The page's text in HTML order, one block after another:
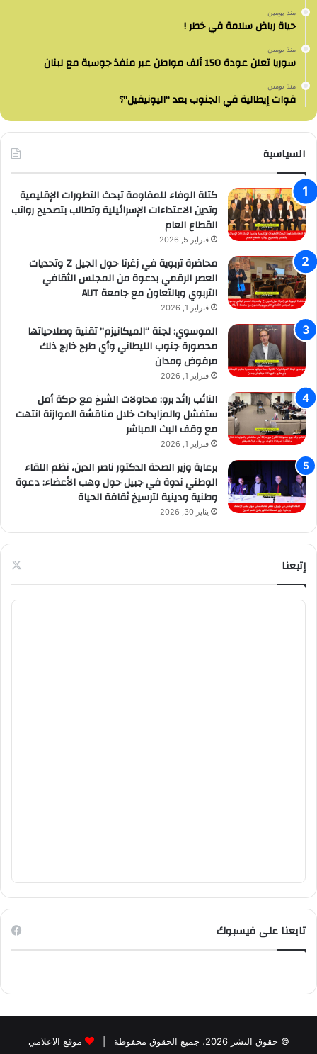
منذ يومين
حياة رياض سلامة في خطر !
منذ يومين
سوريا تعلن عودة 150 ألف مواطن عبر منفذ جوسية مع لبنان
منذ يومين
قوات إيطالية في الجنوب بعد “اليونيفيل”؟
السياسية
كتلة الوفاء للمقاومة تبحث التطورات الإقليمية
وتدين الاعتداءات الإسرائيلية وتطالب بتصحيح رواتب
القطاع العام
فبراير 5, 2026
محاضرة تربوية في زغرتا حول الجيل Z وتحديات
العصر الرقمي بدعوة من المجلس الثقافي
التربوي وبالتعاون مع جامعة AUT
فبراير 1, 2026
الموسوي: لجنة “الميكانيزم” تقنية وصلاحياتها
محصورة جنوب الليطاني وأي طرح خارج ذلك
مرفوض ومدان
فبراير 1, 2026
النائب رائد برو: محاولات الشرخ مع حركة أمل
ستفشل والمزايدات خلال مناقشة الموازنة انتهت
مع وقف البث المباشر
فبراير 1, 2026
برعاية وزير الصحة الدكتور ناصر الدين، نظم اللقاء
الوطني ندوة في جبيل حول وهب الأعضاء: دعوة
وطنية ودينية لترسيخ ثقافة الحياة
يناير 30, 2026
إتبعنا
تابعنا على فيسبوك
© حقوق النشر 2026، جميع الحقوق محفوظة | موقع الاعلامي